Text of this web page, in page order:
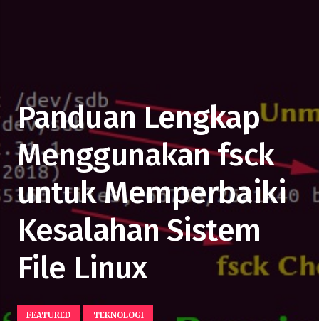
Panduan Lengkap
Menggunakan fsck
untuk Memperbaiki
Kesalahan Sistem
File Linux
FEATURED TEKNOLOGI